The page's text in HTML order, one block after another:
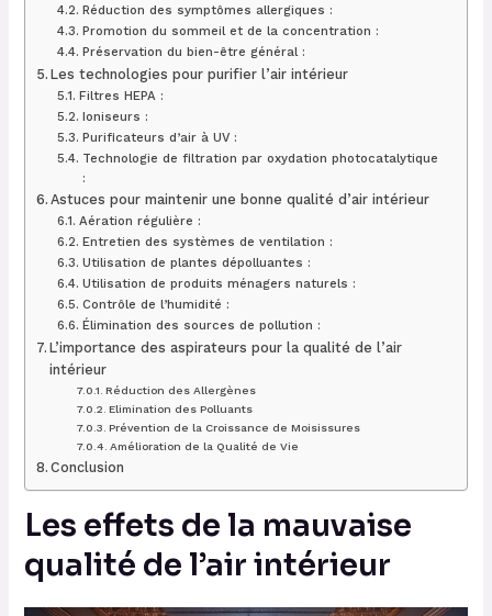
Réduction des symptômes allergiques :
Promotion du sommeil et de la concentration :
Préservation du bien-être général :
Les technologies pour purifier l’air intérieur
Filtres HEPA :
Ioniseurs :
Purificateurs d’air à UV :
Technologie de filtration par oxydation photocatalytique
:
Astuces pour maintenir une bonne qualité d’air intérieur
Aération régulière :
Entretien des systèmes de ventilation :
Utilisation de plantes dépolluantes :
Utilisation de produits ménagers naturels :
Contrôle de l’humidité :
Élimination des sources de pollution :
L’importance des aspirateurs pour la qualité de l’air
intérieur
Réduction des Allergènes
Elimination des Polluants
Prévention de la Croissance de Moisissures
Amélioration de la Qualité de Vie
Conclusion
Les effets de la mauvaise
qualité de l’air intérieur